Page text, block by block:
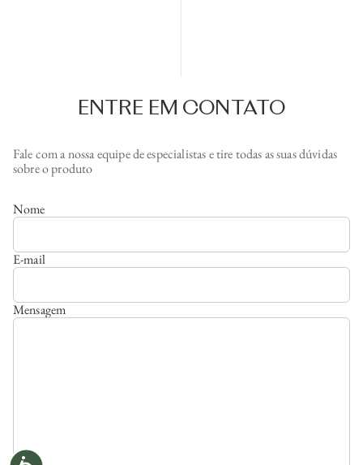
ENTRE EM CONTATO
Fale com a nossa equipe de especialistas e tire todas as suas dúvidas
sobre o produto
Nome
E-mail
Mensagem